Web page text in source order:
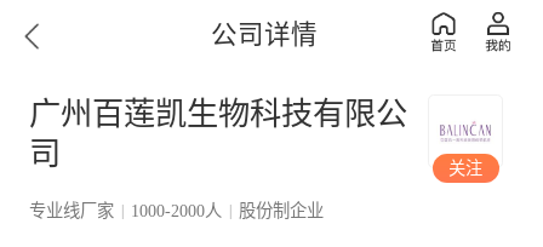
公司详情
广州百莲凯生物科技有限公
司
专业线厂家 | 1000-2000人 | 股份制企业
关注